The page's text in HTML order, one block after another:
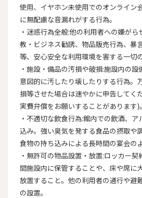
使用、イヤホン未使用でのオンライン
に無配慮な音漏れがする行為。
・迷惑行為全般:他の利用者への嫌が
教・ビジネス勧誘、物品販売行為、暴
等、安心安全な利用環境を害する一切
・施設・備品の汚損や破損:施設内の
意図的に汚したり壊したりする行為。
損等させた場合は速やかに申告してく
実費弁償をお願いすることがあります)。
・不適切な飲食行為:館内での飲酒、ア
込み。強い臭気を発する食品の摂取や
食物の持ち込みによる長時間の宴会の
・無許可の物品設置・放置:ロッカー
間施設内に保管することや、床や席に
放置すること。他の利用者の通行や避
の設置。